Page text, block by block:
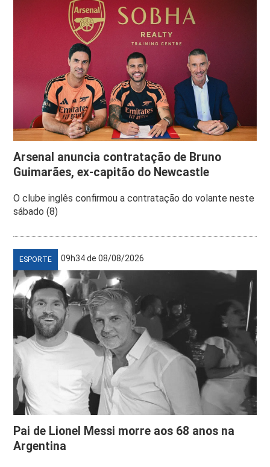
Arsenal anuncia contratação de Bruno
Guimarães, ex-capitão do Newcastle
O clube inglês confirmou a contratação do volante neste
sábado (8)
ESPORTE 09h34 de 08/08/2026
Pai de Lionel Messi morre aos 68 anos na
Argentina